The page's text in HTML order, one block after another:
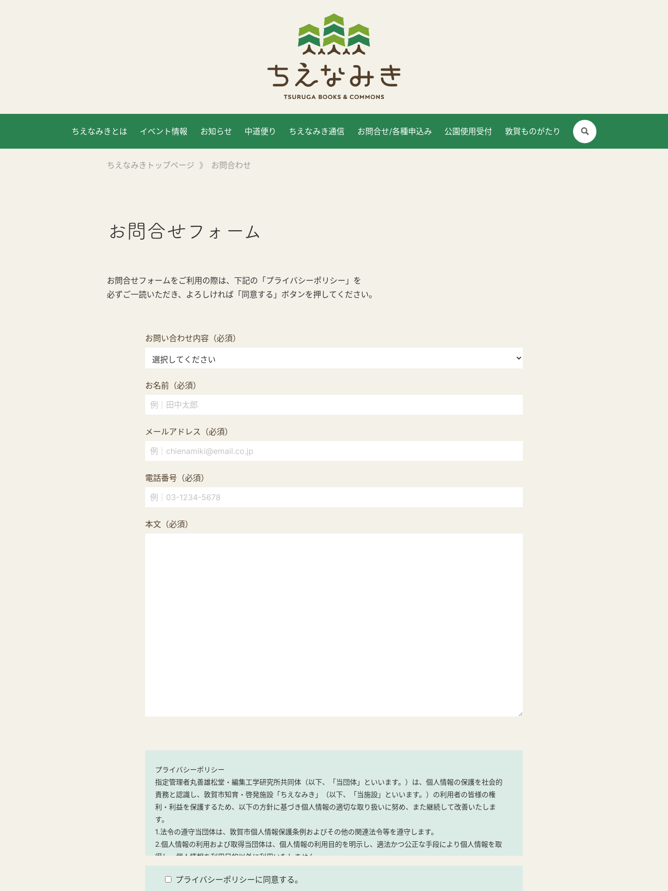
ちえなみきとは イベント情報 お知らせ 中道便り ちえなみき通信 お問合せ/各種申込み 公園使用受付 敦賀ものがたり
ちえなみきトップページ 》 お問合わせ
お問合せ フォーム
お問合せフォームをご利用の際は、下記の「プライバシーポリシー」を
必ずご一読いただき、よろしければ「同意する」ボタンを押してください。
お問い合わせ内容（必須）
お名前（必須）
メールアドレス（必須）
電話番号（必須）
本文（必須）
プライバシーポリシー
指定管理者丸善雄松堂・編集工学研究所共同体（以下、「当団体」といいます。）は、個人情報の保護を社会的
責務と認識し、敦賀市知育・啓発施設「ちえなみき」（以下、「当施設」といいます。）の利用者の皆様の権
利・利益を保護するため、以下の方針に基づき個人情報の適切な取り扱いに努め、また継続して改善いたしま
す。
1.法令の遵守当団体は、敦賀市個人情報保護条例およびその他の関連法令等を遵守します。
2.個人情報の利用および取得当団体は、個人情報の利用目的を明示し、適法かつ公正な手段により個人情報を取
得し、個人情報を利用目的以外に利用いたしません。
(1)当施設のご利用・イベント参加に関する手続きおよび連絡等のため
プライバシーポリシーに同意する。